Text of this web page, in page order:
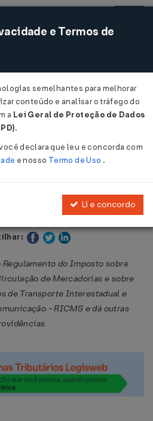
Acessar
de 10/09/2007
- SP em 11 set 2007
do Imposto sobre
de Mercadorias e sobre
de Transporte Interestadual e
- RICMS e dá outras
e Termos de
semelhantes para melhorar
conteúdo e analisar o tráfego do
a Lei Geral de Proteção de Dados
.
declara que leu e concorda com
e nosso Termo de Uso .
Li e concordo